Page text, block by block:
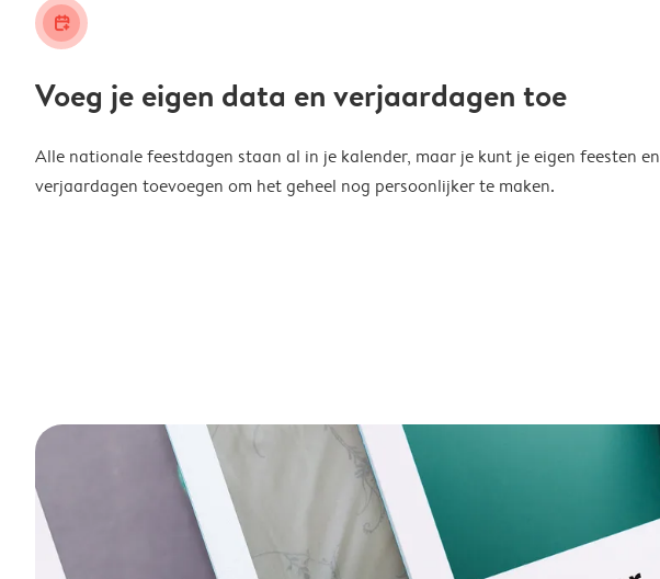
calendar_plus
Voeg je eigen data en verjaardagen toe
Alle nationale feestdagen staan al in je kalender, maar je kunt je eigen feesten en
verjaardagen toevoegen om het geheel nog persoonlijker te maken.